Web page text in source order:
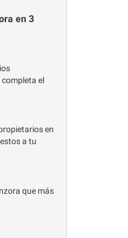
en 3
el
en
a tu
que más